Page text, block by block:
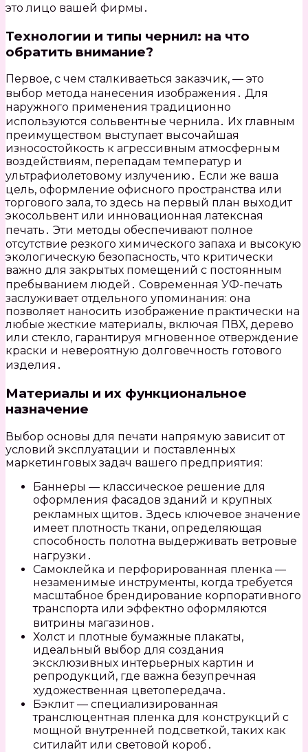
это лицо вашей фирмы․
Технологии и типы чернил: на что
обратить внимание?
Первое, с чем сталкиваеться заказчик, — это
выбор метода нанесения изображения․ Для
наружного применения традиционно
используются сольвентные чернила․ Их главным
преимуществом выступает высочайшая
износостойкость к агрессивным атмосферным
воздействиям, перепадам температур и
ультрафиолетовому излучению․ Если же ваша
цель, оформление офисного пространства или
торгового зала, то здесь на первый план выходит
экосольвент или инновационная латексная
печать․ Эти методы обеспечивают полное
отсутствие резкого химического запаха и высокую
экологическую безопасность, что критически
важно для закрытых помещений с постоянным
пребыванием людей․ Современная УФ-печать
заслуживает отдельного упоминания: она
позволяет наносить изображение практически на
любые жесткие материалы, включая ПВХ, дерево
или стекло, гарантируя мгновенное отверждение
краски и невероятную долговечность готового
изделия․
Материалы и их функциональное
назначение
Выбор основы для печати напрямую зависит от
условий эксплуатации и поставленных
маркетинговых задач вашего предприятия:
Баннеры — классическое решение для
оформления фасадов зданий и крупных
рекламных щитов․ Здесь ключевое значение
имеет плотность ткани, определяющая
способность полотна выдерживать ветровые
нагрузки․
Самоклейка и перфорированная пленка —
незаменимые инструменты, когда требуется
масштабное брендирование корпоративного
транспорта или эффектно оформляются
витрины магазинов․
Холст и плотные бумажные плакаты,
идеальный выбор для создания
эксклюзивных интерьерных картин и
репродукций, где важна безупречная
художественная цветопередача․
Бэклит — специализированная
транслюцентная пленка для конструкций с
мощной внутренней подсветкой, таких как
ситилайт или световой короб․